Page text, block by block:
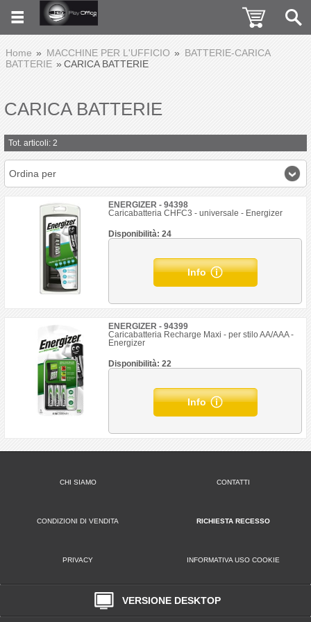
Home MACCHINE PER L'UFFICIO
BATTERIE-CARICA
BATTERIE
CARICA BATTERIE
CARICA BATTERIE
Tot. articoli: 2
Ordina per
ENERGIZER - 94398
Caricabatteria CHFC3 - universale - Energizer
Disponibilità: 24
Info
ENERGIZER - 94399
Caricabatteria Recharge Maxi - per stilo AA/AAA -
Energizer
Disponibilità: 22
Info
CHI SIAMO CONTATTI
CONDIZIONI DI VENDITA RICHIESTA RECESSO
PRIVACY INFORMATIVA USO COOKIE
VERSIONE DESKTOP